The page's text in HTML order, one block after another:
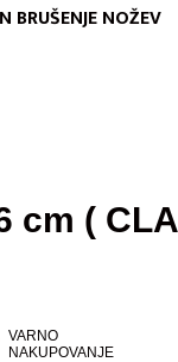
BRUŠENJE NOŽEV
cm (
VARNO
NAKUPOVANJE